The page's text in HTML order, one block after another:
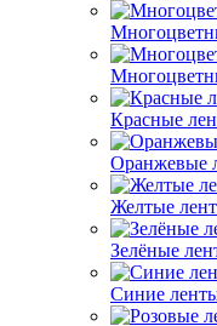
Красные
Оранжевые
Желтые
Зелёные
Синие